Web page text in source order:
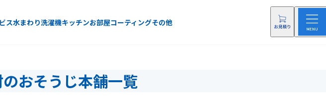
ス水まわり洗濯機キッチンお部屋コーティングその他
おそうじ本舗一覧